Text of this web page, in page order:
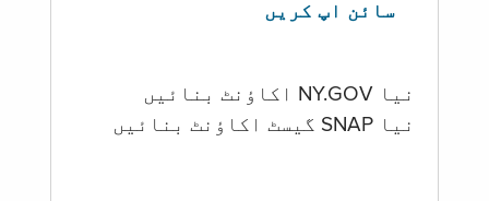
سائن اپ کریں
نیا NY.GOV اکاؤنٹ بنائیں
نیا SNAP گیسٹ اکاؤنٹ بنائیں